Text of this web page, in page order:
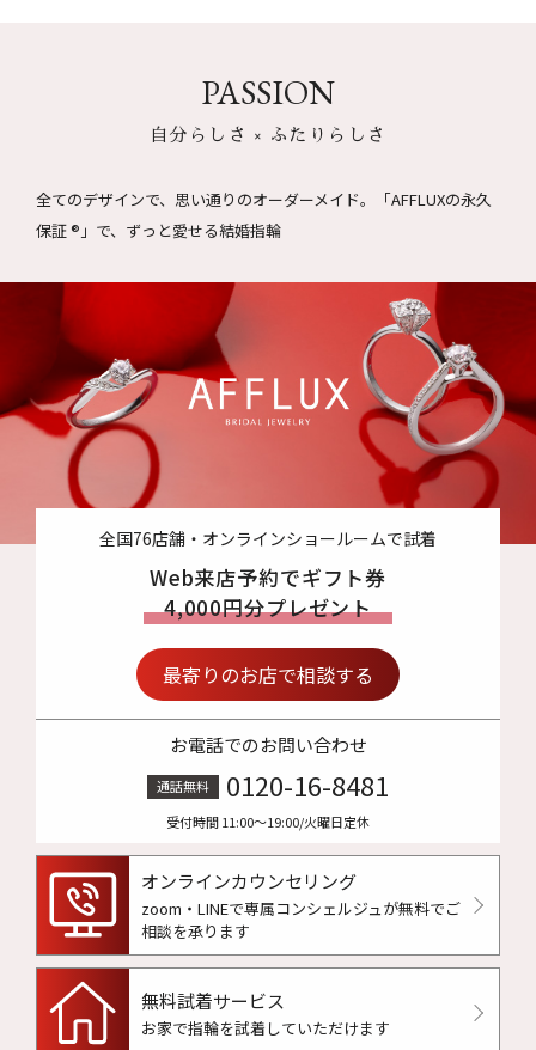
PASSION
自分らしさ × ふたりらしさ
全てのデザインで、思い通りのオーダーメイド。
「AFFLUXの永久
保証 ®」で、ずっと愛せる結婚指輪
全国76店舗・オンラインショールームで試着
Web来店予約でギフト券
4,000円分プレゼント
最寄りのお店で相談する
お電話でのお問い合わせ
通話無料 0120-16-8481
受付時間 11:00〜19:00/火曜日定休
オンラインカウンセリング
zoom・LINEで専属コンシェルジュが無料でご
相談を承ります
無料試着サービス
お家で指輪を試着していただけます